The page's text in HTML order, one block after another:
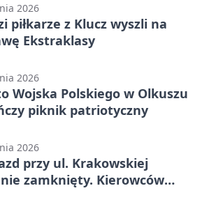
2026
piłkarze z Klucz wyszli na
Ekstraklasy
2026
Wojska Polskiego w Olkuszu
piknik patriotyczny
2026
przy ul. Krakowskiej
zamknięty. Kierowców